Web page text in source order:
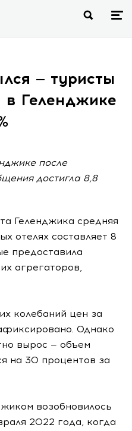
— туристы
Геленджике
после
достигла 8,8
Геленджика средняя
отелях составляет 8
предоставила
агрегаторов,
колебаний цен за
Однако
вырос — объем
на 30 процентов за
возобновилось
2022 года, когда